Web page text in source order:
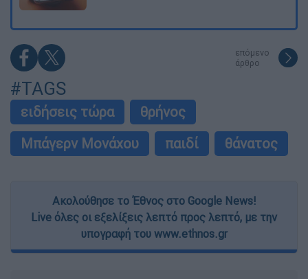
επόμενο
άρθρο
#TAGS
ειδήσεις τώρα
θρήνος
Μπάγερν Μονάχου
παιδί θάνατος
Ακολούθησε το Έθνος στο Google News!
Live όλες οι εξελίξεις λεπτό προς λεπτό, με την
υπογραφή του www.ethnos.gr